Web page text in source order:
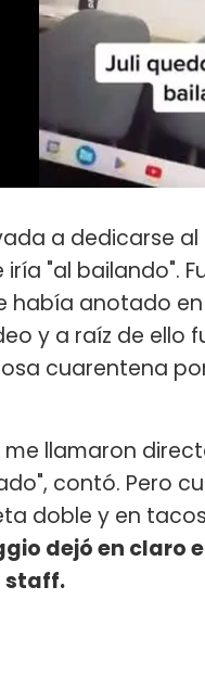
a dedicarse
"al bailando".
había anotado
y a raíz de
cuarentena
me llamaron
contó. Pero
doble y en
dejó en claro
staff.